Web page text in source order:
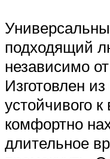
подходящий
независимо
Изготовлен
устойчивого
комфортно
длительное